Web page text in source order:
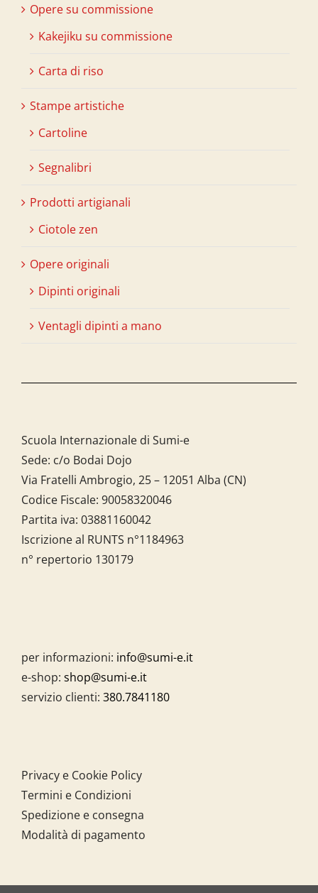
Opere su commissione
Kakejiku su commissione
Carta di riso
Stampe artistiche
Cartoline
Segnalibri
Prodotti artigianali
Ciotole zen
Opere originali
Dipinti originali
Ventagli dipinti a mano
Scuola Internazionale di Sumi-e
Sede: c/o Bodai Dojo
Via Fratelli Ambrogio, 25 – 12051 Alba (CN)
Codice Fiscale: 90058320046
Partita iva: 03881160042
Iscrizione al RUNTS n°1184963
n° repertorio 130179
per informazioni: info@sumi-e.it
e-shop: shop@sumi-e.it
servizio clienti: 380.7841180
Privacy e Cookie Policy
Termini e Condizioni
Spedizione e consegna
Modalità di pagamento